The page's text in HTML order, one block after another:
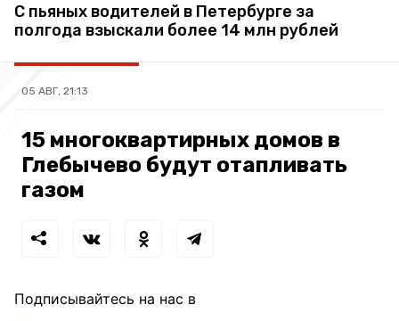
С пьяных водителей в Петербурге за
полгода взыскали более 14 млн рублей
05 АВГ, 21:13
15 многоквартирных домов в
Глебычево будут отапливать
газом
Подписывайтесь на нас в